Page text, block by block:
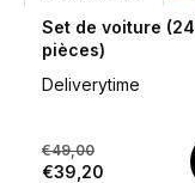
Set de voiture (24
pièces)
Deliverytime
€49,00
€39,20